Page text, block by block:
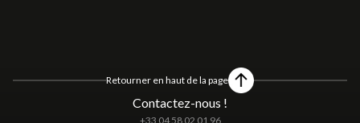
Retourner en haut de la page
Contactez-nous !
+33 04 58 02 01 96